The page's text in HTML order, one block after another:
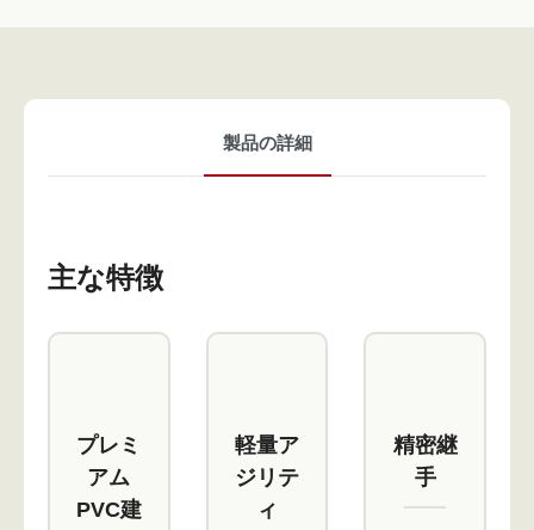
製品の詳細
主な特徴
プレミ
アム
PVC建
軽量ア
ジリテ
ィ
精密継
手